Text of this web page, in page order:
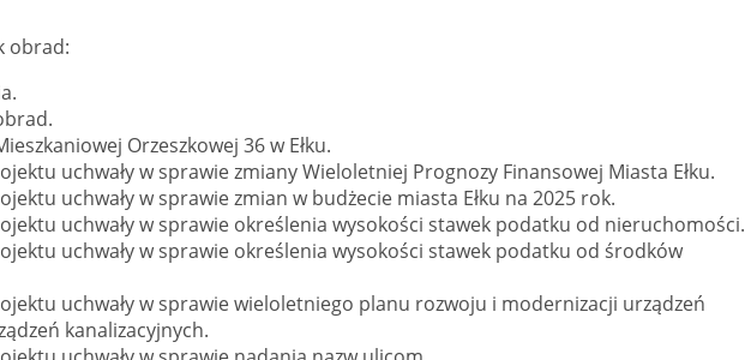
obrad:
Orzeszkowej 36 w Ełku.
uchwały w sprawie zmiany Wieloletniej Prognozy Finansowej Miasta Ełku.
uchwały w sprawie zmian w budżecie miasta Ełku na 2025 rok.
uchwały w sprawie określenia wysokości stawek podatku od nieruchomości.
uchwały w sprawie określenia wysokości stawek podatku od środków
uchwały w sprawie wieloletniego planu rozwoju i modernizacji urządzeń
kanalizacyjnych.